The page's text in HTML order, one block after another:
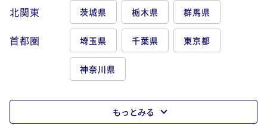
北関東 茨城県 栃木県 群馬県
首都圏 埼玉県 千葉県 東京都
神奈川県
もっとみる